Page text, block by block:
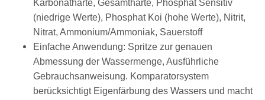
Karbonathärte, Gesamthärte, Phosphat Sensitiv
(niedrige Werte), Phosphat Koi (hohe Werte), Nitrit,
Nitrat, Ammonium/Ammoniak, Sauerstoff
Einfache Anwendung: Spritze zur genauen
Abmessung der Wassermenge, Ausführliche
Gebrauchsanweisung. Komparatorsystem
berücksichtigt Eigenfärbung des Wassers und macht